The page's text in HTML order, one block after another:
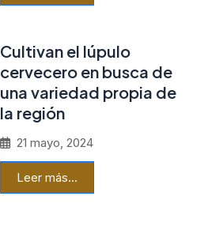
Cultivan el lúpulo
cervecero en busca de
una variedad propia de
la región
21 mayo, 2024
Leer más…